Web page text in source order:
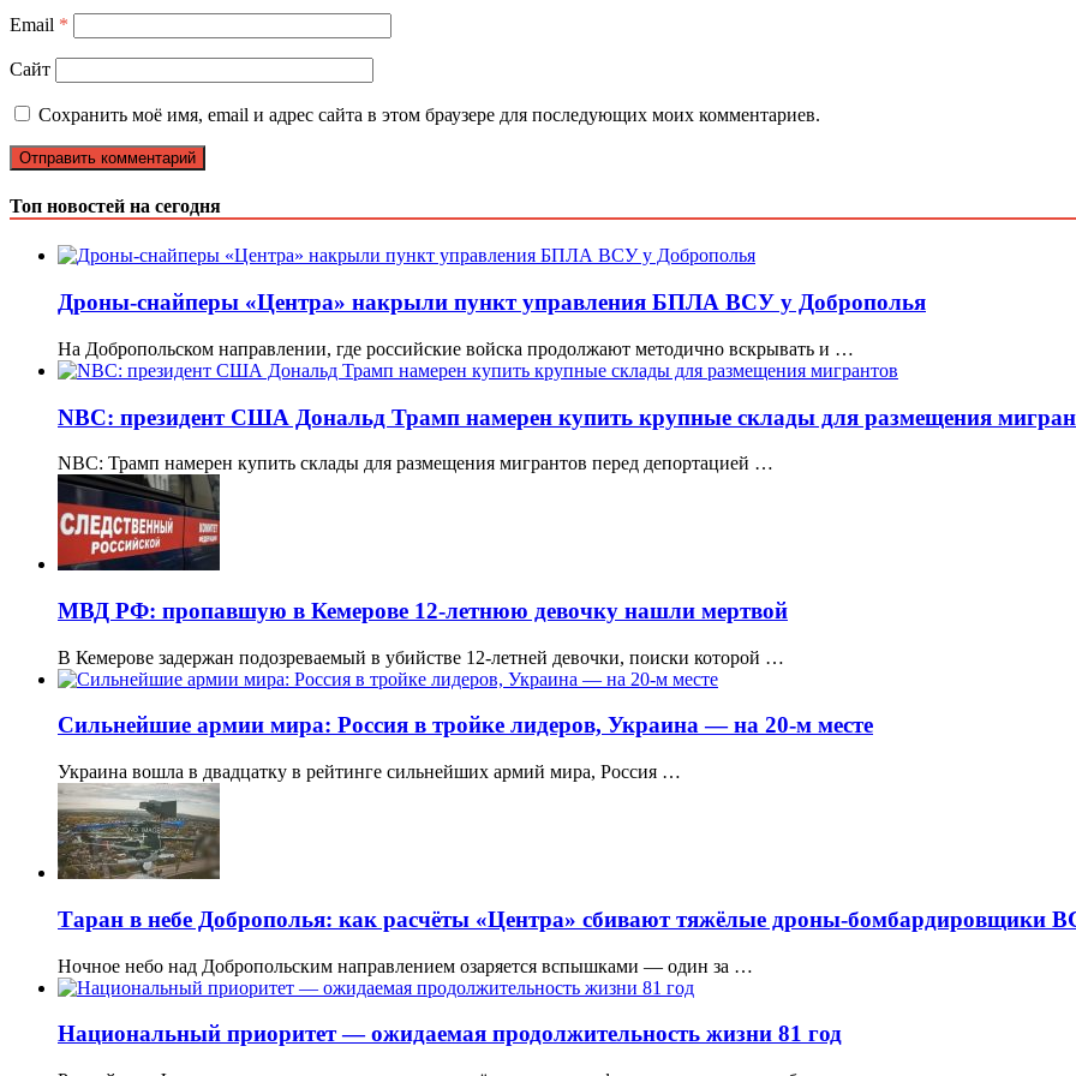
Email *
Сайт
Сохранить моё имя, email и адрес сайта в этом браузере для последующих моих комментариев.
Топ новостей на сегодня
Дроны-снайперы «Центра» накрыли пункт управления БПЛА ВСУ у Доброполья
На Добропольском направлении, где российские войска продолжают методично вскрывать и …
NBC: президент США Дональд Трамп намерен купить крупные склады для размещения
NBC: Трамп намерен купить склады для размещения мигрантов перед депортацией …
МВД РФ: пропавшую в Кемерове 12-летнюю девочку нашли мертвой
В Кемерове задержан подозреваемый в убийстве 12-летней девочки, поиски которой …
Сильнейшие армии мира: Россия в тройке лидеров, Украина — на 20-м месте
Украина вошла в двадцатку в рейтинге сильнейших армий мира, Россия …
Таран в небе Доброполья: как расчёты «Центра» сбивают тяжёлые дроны-бомбардировщики
Ночное небо над Добропольским направлением озаряется вспышками — один за …
Национальный приоритет — ожидаемая продолжительность жизни 81 год